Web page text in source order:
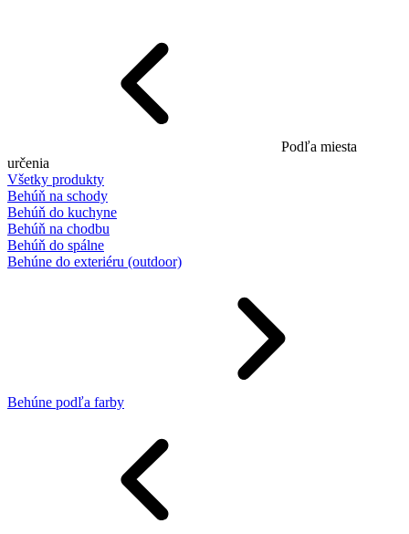
Podľa miesta
určenia
Všetky produkty
Behúň na schody
Behúň do kuchyne
Behúň na chodbu
Behúň do spálne
Behúne do exteriéru (outdoor)
Behúne podľa farby